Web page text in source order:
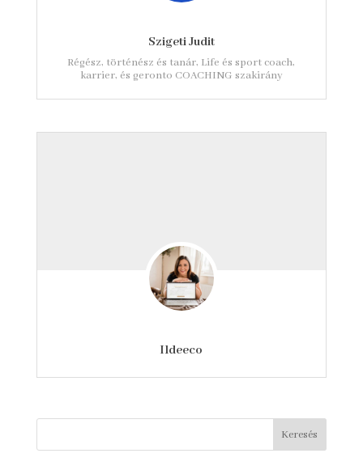
Szigeti Judit
Régész, történész és tanár, Life és sport coach,
karrier, és geronto COACHING szakirány
Ildeeco
Keresés